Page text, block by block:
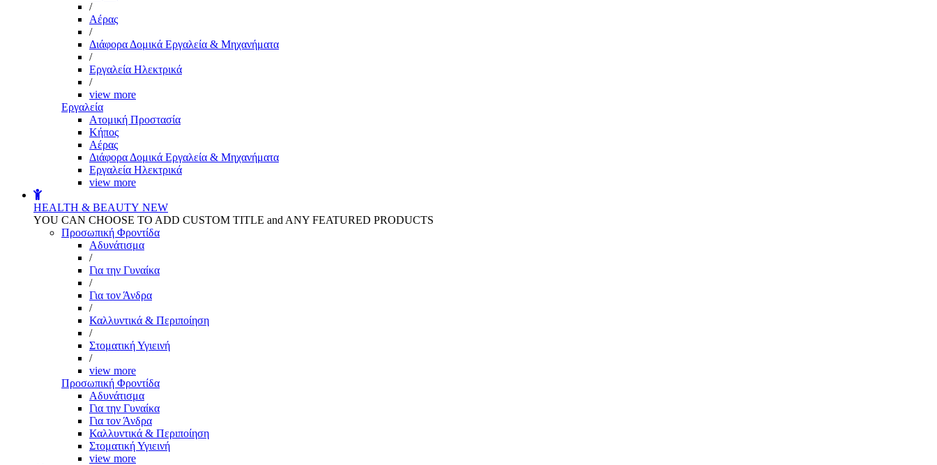
/
Αέρας
/
Διάφορα Δομικά Εργαλεία & Μηχανήματα
/
Εργαλεία Ηλεκτρικά
/
view more
Εργαλεία
Aτομική Προστασία
Kήπος
Αέρας
Διάφορα Δομικά Εργαλεία & Μηχανήματα
Εργαλεία Ηλεκτρικά
view more
HEALTH & BEAUTY NEW
YOU CAN CHOOSE TO ADD CUSTOM TITLE and ANY FEATURED PRODUCTS
Προσωπική Φροντίδα
Αδυνάτισμα
/
Για την Γυναίκα
/
Για τον Άνδρα
/
Καλλυντικά & Περιποίηση
/
Στοματική Υγιεινή
/
view more
Προσωπική Φροντίδα
Αδυνάτισμα
Για την Γυναίκα
Για τον Άνδρα
Καλλυντικά & Περιποίηση
Στοματική Υγιεινή
view more